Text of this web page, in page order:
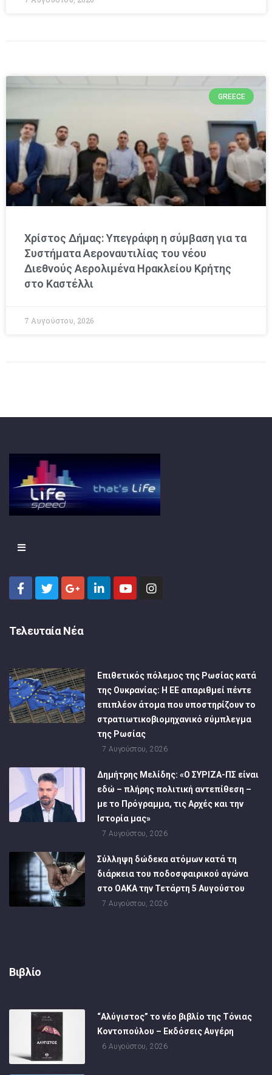
GREECE
Χρίστος Δήμας: Υπεγράφη η σύμβαση για τα
Συστήματα Αεροναυτιλίας του νέου
Διεθνούς Αερολιμένα Ηρακλείου Κρήτης
στο Καστέλλι
7 Αυγούστου, 2026
Τελευταία Νέα
Επιθετικός πόλεμος της Ρωσίας κατά
της Ουκρανίας: Η ΕΕ απαριθμεί πέντε
επιπλέον άτομα που υποστηρίζουν το
στρατιωτικοβιομηχανικό σύμπλεγμα
της Ρωσίας
7 Αυγούστου, 2026
Δημήτρης Μελίδης: «Ο ΣΥΡΙΖΑ-ΠΣ είναι
εδώ – πλήρης πολιτική αντεπίθεση –
με το Πρόγραμμα, τις Αρχές και την
Ιστορία μας»
7 Αυγούστου, 2026
Σύλληψη δώδεκα ατόμων κατά τη
διάρκεια του ποδοσφαιρικού αγώνα
στο ΟΑΚΑ την Τετάρτη 5 Αυγούστου
7 Αυγούστου, 2026
Βιβλίο
“Αλύγιστος” το νέο βιβλίο της Τόνιας
Κοντοπούλου – Εκδόσεις Αυγέρη
6 Αυγούστου, 2026